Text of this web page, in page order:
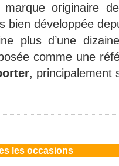
marque originaire
bien développée
plus d’une
comme une
, principalement
les occasions